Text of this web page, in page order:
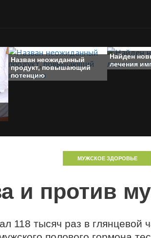
Назван неожиданный
продукт, повышающий
потенцию
Найден
лечения
МУЖСКОЕ ЗДОРОВЬЕ
и против
118 тысяч раз в глянцевой